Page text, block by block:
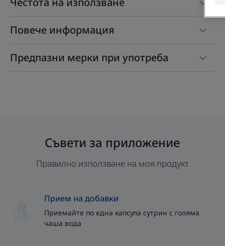
Повече информация
Предпазни мерки при употреба
Съвети за приложение
Правилно използване на моя продукт
Прием на добавки
Приемайте по една капсула сутрин с голяма
чаша вода